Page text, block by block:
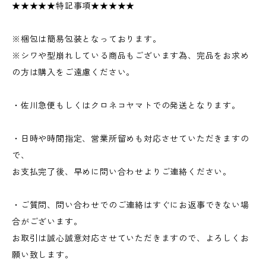
★★★★★特記事項★★★★★
※梱包は簡易包装となっております。
※シワや型崩れしている商品もございます為、完品をお求め
の方は購入をご遠慮ください。
・佐川急便もしくはクロネコヤマトでの発送となります。
・日時や時間指定、営業所留めも対応させていただきますの
で、
お支払完了後、早めに問い合わせよりご連絡ください。
・ご質問、問い合わせでのご連絡はすぐにお返事できない場
合がございます。
お取引は誠心誠意対応させていただきますので、よろしくお
願い致します。